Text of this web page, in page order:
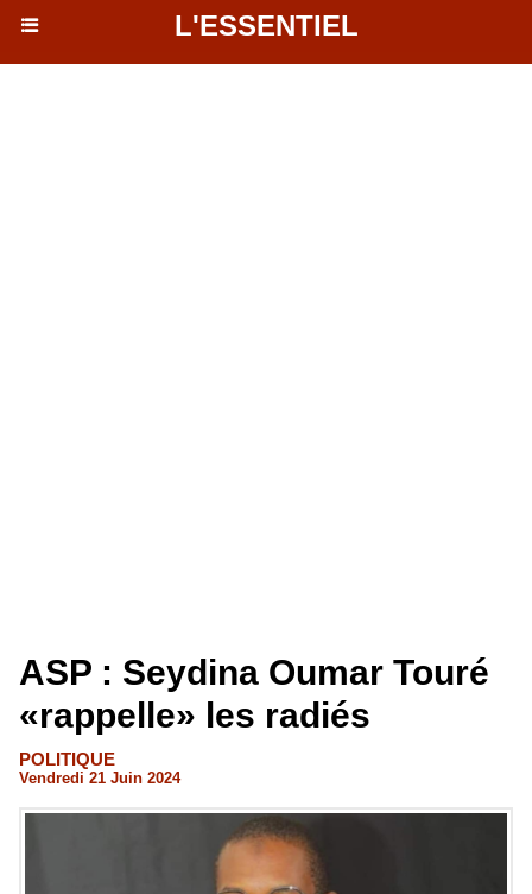
L'ESSENTIEL
ASP : Seydina Oumar Touré
«rappelle» les radiés
POLITIQUE
Vendredi 21 Juin 2024